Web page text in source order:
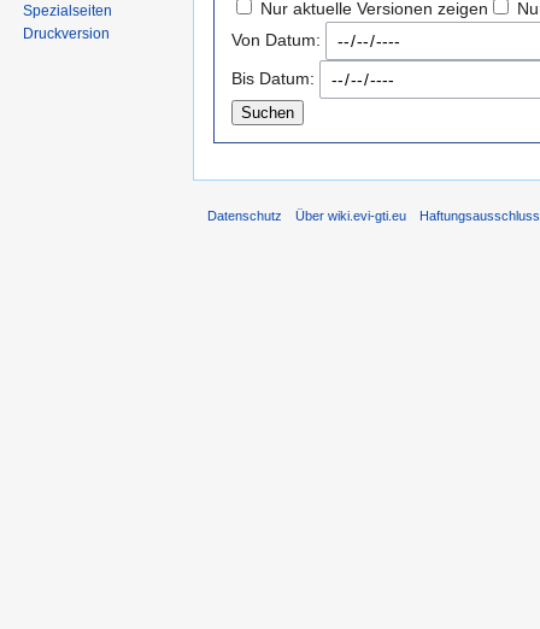
Nur aktuelle Versionen zeigen
Von Datum:
Bis Datum:
Spezialseiten
Druckversion
Datenschutz Über wiki.evi-gti.eu Haftungsausschluss